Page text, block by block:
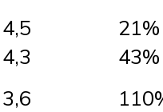
4,5
21%
4,3
43%
3,6